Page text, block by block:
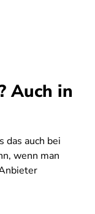
Auch in
das auch bei
wenn man